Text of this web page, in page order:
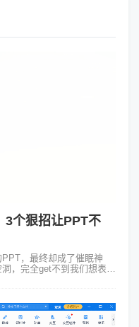
3个狠招让PPT不
，最终却成了催眠神
，完全get不到我们想表达